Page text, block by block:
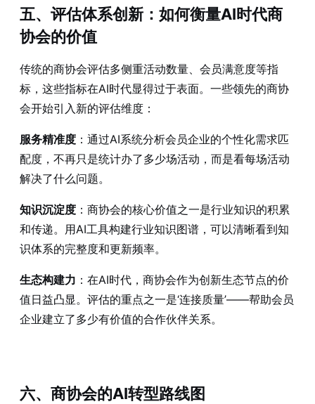
五、评估体系创新：如何衡量AI时代商
协会的价值
传统的商协会评估多侧重活动数量、会员满意度等指
标，这些指标在AI时代显得过于表面。一些领先的商协
会开始引入新的评估维度：
服务精准度 ：通过AI系统分析会员企业的个性化需求匹
配度，不再只是统计办了多少场活动，而是看每场活动
解决了什么问题。
知识沉淀度 ：商协会的核心价值之一是行业知识的积累
和传递。用AI工具构建行业知识图谱，可以清晰看到知
识体系的完整度和更新频率。
生态构建力 ：在AI时代，商协会作为创新生态节点的价
值日益凸显。评估的重点之一是‘连接质量’——帮助会员
企业建立了多少有价值的合作伙伴关系。
六、商协会的AI转型路线图